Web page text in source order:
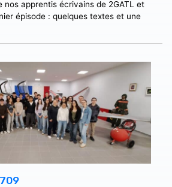
nos apprentis écrivains de 2GATL et
épisode : quelques textes et une